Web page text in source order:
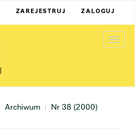
ZAREJESTRUJ ZALOGUJ
Archiwum
Nr 38 (2000)